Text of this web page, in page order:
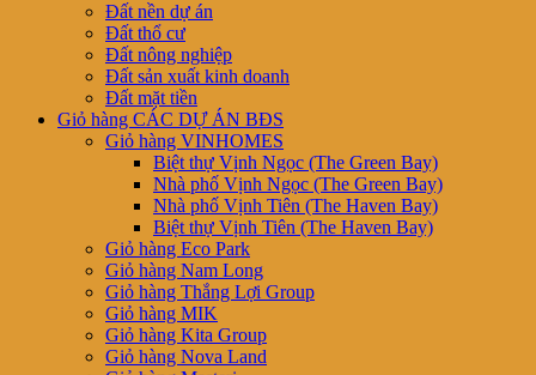
Đất nền dự án
Đất thổ cư
Đất nông nghiệp
Đất sản xuất kinh doanh
Đất mặt tiền
Giỏ hàng CÁC DỰ ÁN BĐS
Giỏ hàng VINHOMES
Biệt thự Vịnh Ngọc (The Green Bay)
Nhà phố Vịnh Ngọc (The Green Bay)
Nhà phố Vịnh Tiên (The Haven Bay)
Biệt thự Vịnh Tiên (The Haven Bay)
Giỏ hàng Eco Park
Giỏ hàng Nam Long
Giỏ hàng Thắng Lợi Group
Giỏ hàng MIK
Giỏ hàng Kita Group
Giỏ hàng Nova Land